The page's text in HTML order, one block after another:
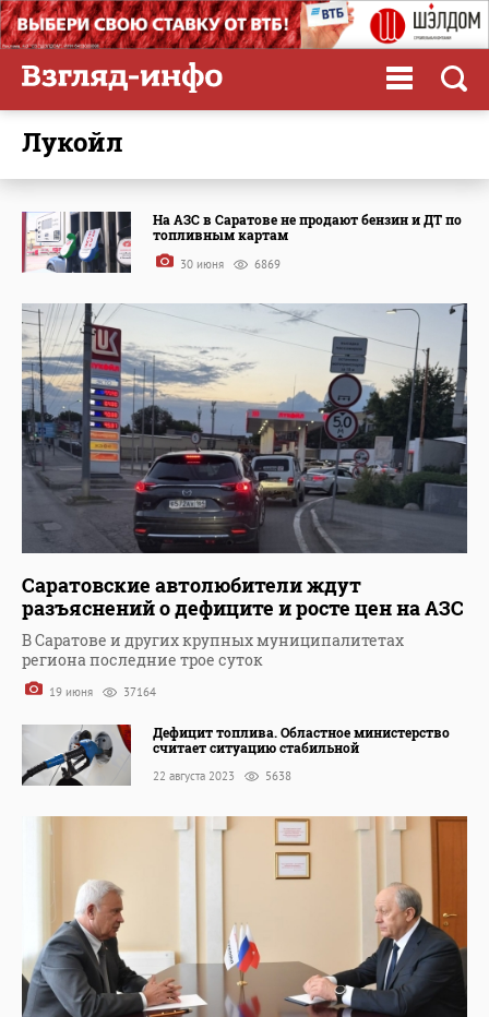
Лукойл
На АЗС в Саратове не продают бензин и ДТ по
топливным картам
30 июня 6869
Саратовские автолюбители ждут
разъяснений о дефиците и росте цен на АЗС
В Саратове и других крупных муниципалитетах
региона последние трое суток
19 июня 37164
Дефицит топлива. Областное министерство
считает ситуацию стабильной
22 августа 2023 5638